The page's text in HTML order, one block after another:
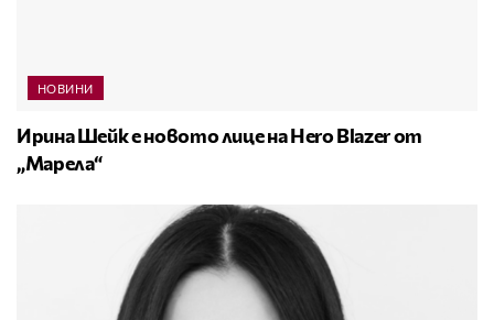
НОВИНИ
Ирина Шейк е новото лице на Hero Blazer от
„Марела“